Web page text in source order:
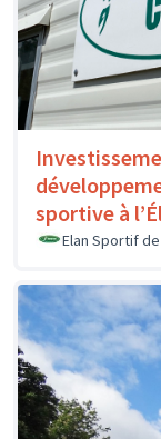
sportive à
Elan Sportif